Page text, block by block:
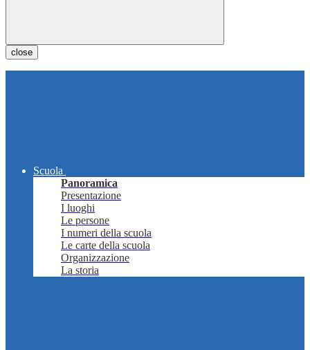
close
Scuola
Panoramica
Presentazione
I luoghi
Le persone
I numeri della scuola
Le carte della scuola
Organizzazione
La storia